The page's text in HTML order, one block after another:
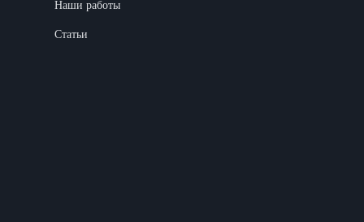
Наши работы
Статьи